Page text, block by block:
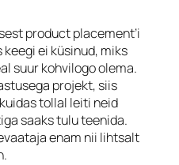
product placement’i
ei küsinud, miks
suur kohvilogo olema.
projekt, siis
tollal leiti neid
saaks tulu teenida.
enam nii lihtsalt